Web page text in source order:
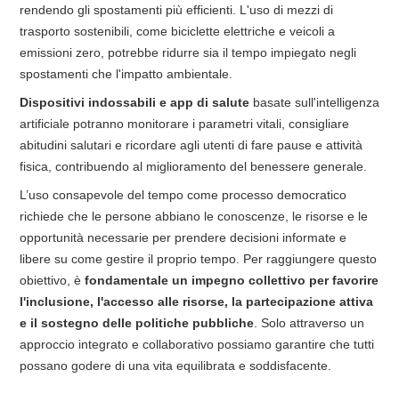
rendendo gli spostamenti più efficienti. L'uso di mezzi di
trasporto sostenibili, come biciclette elettriche e veicoli a
emissioni zero, potrebbe ridurre sia il tempo impiegato negli
spostamenti che l'impatto ambientale.
Dispositivi indossabili e app di salute basate sull'intelligenza
artificiale potranno monitorare i parametri vitali, consigliare
abitudini salutari e ricordare agli utenti di fare pause e attività
fisica, contribuendo al miglioramento del benessere generale.
L’uso consapevole del tempo come processo democratico
richiede che le persone abbiano le conoscenze, le risorse e le
opportunità necessarie per prendere decisioni informate e
libere su come gestire il proprio tempo. Per raggiungere questo
obiettivo, è fondamentale un impegno collettivo per favorire
l'inclusione, l'accesso alle risorse, la partecipazione attiva
e il sostegno delle politiche pubbliche . Solo attraverso un
approccio integrato e collaborativo possiamo garantire che tutti
possano godere di una vita equilibrata e soddisfacente.